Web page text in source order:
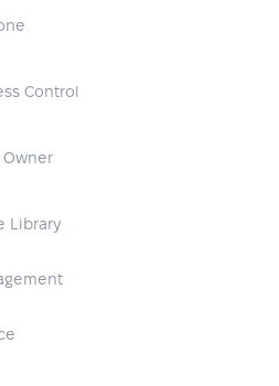
Control
Owner
Library